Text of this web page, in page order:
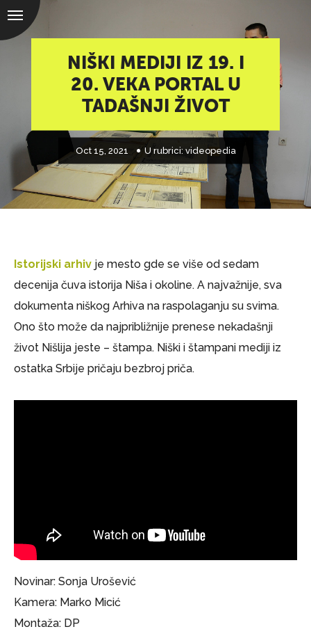
NIŠKI MEDIJI IZ 19. I
20. VEKA PORTAL U
TADAŠNJI ŽIVOT
Oct 15, 2021 U rubrici: videopedia
Istorijski arhiv je mesto gde se više od sedam
decenija čuva istorija Niša i okoline. A najvažnije, sva
dokumenta niškog Arhiva na raspolaganju su svima.
Ono što može da najpribližnije prenese nekadašnji
život Nišlija jeste – štampa. Niški i štampani mediji iz
ostatka Srbije pričaju bezbroj priča.
Novinar: Sonja Urošević
Kamera: Marko Micić
Montaža: DP